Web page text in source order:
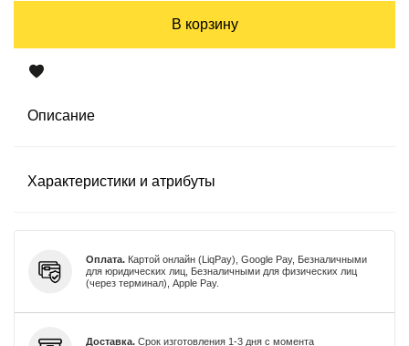
В корзину
Описание
Характеристики и атрибуты
Оплата. Картой онлайн (LiqPay), Google Pay, Безналичными
для юридических лиц, Безналичными для физических лиц
(через терминал), Apple Pay.
Доставка. Срок изготовления 1-3 дня с момента